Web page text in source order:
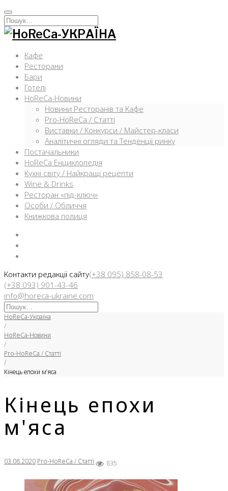
Перейти
к
содержимому
Искать:
Кафе
Ресторани
Бари
Готелі
HoReCa-Новини
Новини Ресторанів та Кафе
Pro-HoReCa / Статті
Виставки / Конкурси / Майстер-класи
Аналітичні огляди та Тенденції ринку
Постачальники
HoReCa Енциклопедія
Кухні світу / Найкращі рецепти
Wine & Drinks
Ресторан «під-ключ»
Особи / Обличчя
Книжкова полиця
Контакти редакції сайту(+38 095) 858-08-53
(+38 093) 901-43-46
info@horeca-ukraine.com
Искать:
HoReCa-Україна
/
HoReCa-Новини
/
Pro-HoReCa / Статті
/
Кінець епохи м’яса
Кінець епохи
м'яса
03.08.2020 Pro-HoReCa / Статті 835